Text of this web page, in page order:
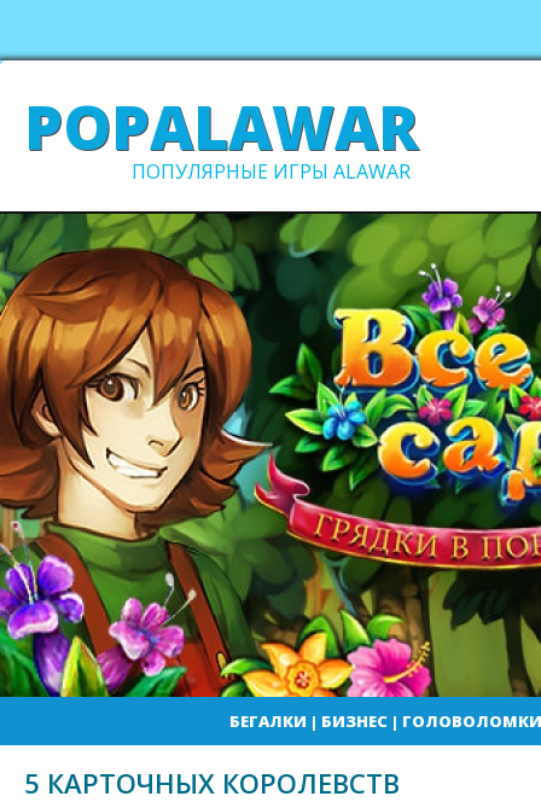
POPALAWAR
ПОПУЛЯРНЫЕ ИГРЫ ALAWAR
БЕГАЛКИ | БИЗНЕС| ГОЛОВОЛОМКИ
5 КАРТОЧНЫХ КОРОЛЕВСТВ